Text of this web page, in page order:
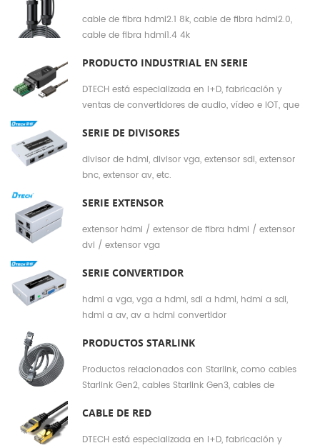
cable de fibra hdmi2.1 8k, cable de fibra hdmi2.0,
cable de fibra hdmi1.4 4k
PRODUCTO INDUSTRIAL EN SERIE
DTECH está especializada en I+D, fabricación y
ventas de convertidores de audio, vídeo e IOT, que
ODM y una sólida red de ventas. Negocio principal:
divisor extensor HMDI, cable HDMI, cable de fibra
HDMI, cable USB, cable tipo C, cable serie USB, cable
RS232 RS422 RS485, convertidor industrial, etc.
SERIE DE DIVISORES
divisor de hdmi, divisor vga, extensor sdi, extensor
bnc, extensor av, etc.
SERIE EXTENSOR
extensor hdmi / extensor de fibra hdmi / extensor
dvi / extensor vga
SERIE CONVERTIDOR
hdmi a vga, vga a hdmi, sdi a hdmi, hdmi a sdi,
hdmi a av, av a hdmi convertidor
PRODUCTOS STARLINK
Productos relacionados con Starlink, como cables
Starlink Gen2, cables Starlink Gen3, cables de
CABLE DE RED
DTECH está especializada en I+D, fabricación y